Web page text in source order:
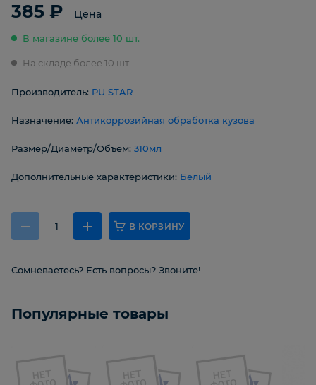
385 ₽ Цена
В магазине более 10 шт.
На складе более 10 шт.
Производитель: PU STAR
Назначение: Антикоррозийная обработка кузова
Размер/Диаметр/Объем: 310мл
Дополнительные характеристики: Белый
В КОРЗИНУ
Сомневаетесь? Есть вопросы? Звоните!
Популярные товары